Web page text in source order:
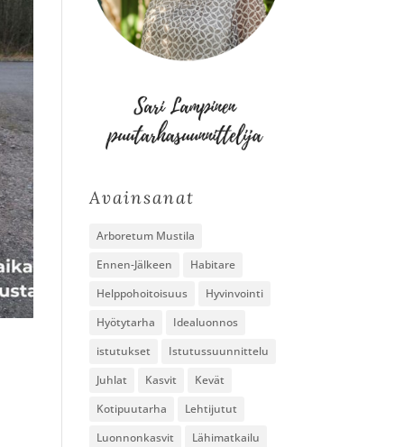
Avainsanat
Arboretum Mustila
Ennen-Jälkeen
Habitare
Helppohoitoisuus
Hyvinvointi
Hyötytarha
Idealuonnos
istutukset
Istutussuunnittelu
Juhlat
Kasvit
Kevät
Kotipuutarha
Lehtijutut
Luonnonkasvit
Lähimatkailu